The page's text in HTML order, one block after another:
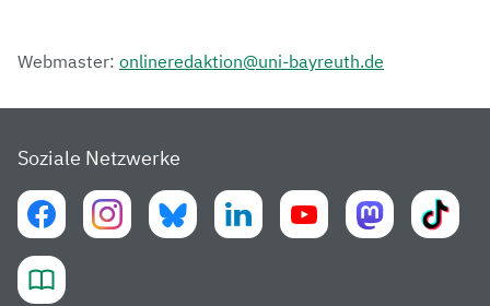
Webmaster: onlineredaktion@uni-bayreuth.de
Soziale Netzwerke